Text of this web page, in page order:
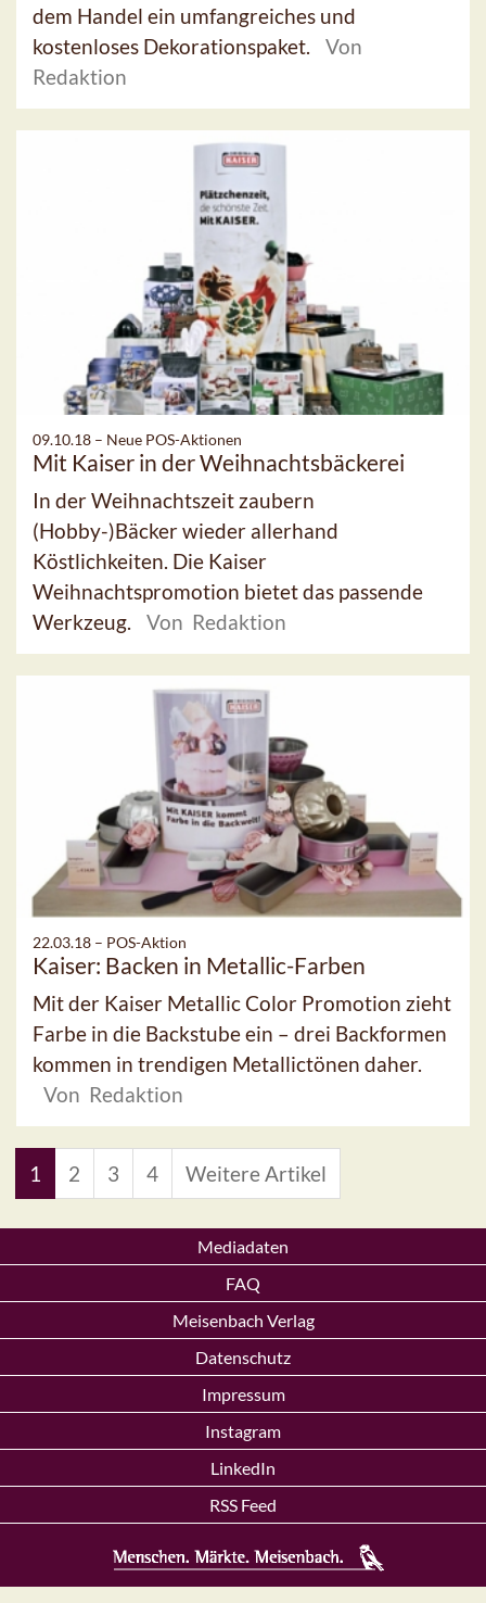
dem Handel ein umfangreiches und
kostenloses Dekorationspaket.
Von
Redaktion
09.10.18 – Neue POS-Aktionen
Mit Kaiser in der Weihnachtsbäckerei
In der Weihnachtszeit zaubern
(Hobby-)Bäcker wieder allerhand
Köstlichkeiten. Die Kaiser
Weihnachtspromotion bietet das passende
Werkzeug.
Von Redaktion
22.03.18 – POS-Aktion
Kaiser: Backen in Metallic-Farben
Mit der Kaiser Metallic Color Promotion zieht
Farbe in die Backstube ein – drei Backformen
kommen in trendigen Metallictönen daher.
Von Redaktion
1 2 3 4 Weitere Artikel
Mediadaten
FAQ
Meisenbach Verlag
Datenschutz
Impressum
Instagram
LinkedIn
RSS Feed